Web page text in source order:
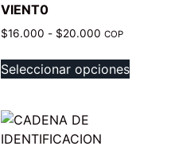
VIENT0
$16.000 - $20.000 COP
Seleccionar opciones